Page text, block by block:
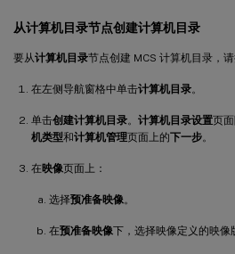
从计算机目录节点创建计算机目录
要从计算机目录节点创建 MCS 计算机目录，请
在左侧导航窗格中单击计算机目录。
单击创建计算机目录。 计算机目录设置页
机类型和计算机管理页面上的下一步。
在映像页面上：
选择预准备映像 。
在预准备映像下，选择映像定义的映像